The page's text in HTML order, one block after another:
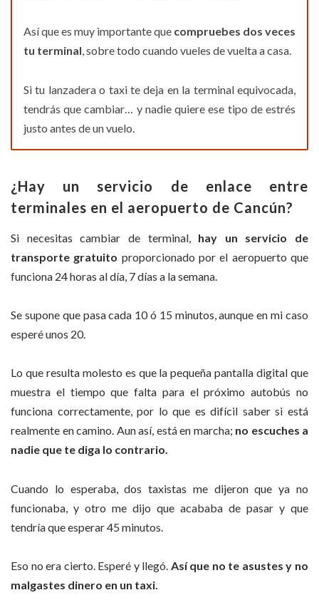
Así que es muy importante que compruebes dos veces
tu terminal, sobre todo cuando vueles de vuelta a casa.
Si tu lanzadera o taxi te deja en la terminal equivocada,
tendrás que cambiar… y nadie quiere ese tipo de estrés
justo antes de un vuelo.
¿Hay un servicio de enlace entre
terminales en el aeropuerto de Cancún?
Si necesitas cambiar de terminal, hay un servicio de
transporte gratuito proporcionado por el aeropuerto que
funciona 24 horas al día, 7 días a la semana.
Se supone que pasa cada 10 ó 15 minutos, aunque en mi caso
esperé unos 20.
Lo que resulta molesto es que la pequeña pantalla digital que
muestra el tiempo que falta para el próximo autobús no
funciona correctamente, por lo que es difícil saber si está
realmente en camino. Aun así, está en marcha; no escuches a
nadie que te diga lo contrario.
Cuando lo esperaba, dos taxistas me dijeron que ya no
funcionaba, y otro me dijo que acababa de pasar y que
tendría que esperar 45 minutos.
Eso no era cierto. Esperé y llegó. Así que no te asustes y no
malgastes dinero en un taxi.